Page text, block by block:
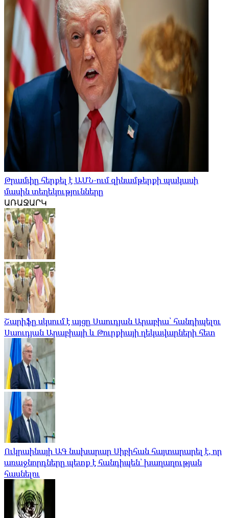
Թրամփը հերքել է ԱՄՆ-ում զինամթերքի պակասի
մասին տեղեկությունները
ԱՌԱՋԱՐԿ
Շարիֆը սկսում է այցը Սաուդյան Արաբիա՝ հանդիպելու
Սաուդյան Արաբիայի և Թուրքիայի ղեկավարների հետ
Ուկրաինայի ԱԳ նախարար Սիբիհան հայտարարել է, որ
առաջնորդները պետք է հանդիպեն՝ խաղաղության
հասնելու